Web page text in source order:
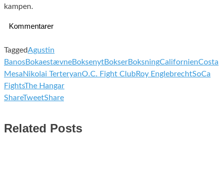
kampen.
Kommentarer
TaggedAgustin
BanosBokaestævneBoksenytBokserBoksningCalifornienCosta
MesaNikolai TerteryanO.C. Fight ClubRoy EnglebrechtSoCa
FightsThe Hangar
ShareTweetShare
Related Posts